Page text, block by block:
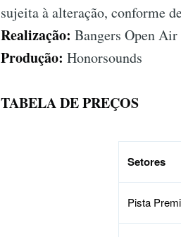
sujeita à alteração, conforme
Realização: Bangers Open Air
Produção: Honorsounds
TABELA DE PREÇOS
Setores
Pista